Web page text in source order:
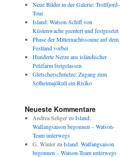
Neue Bilder in der Galerie: Trollfjord-
Tour
Island: Watson-Schiff von
Küstenwache geentert und festgesetzt
Phase der Mitternachtssonne auf dem
Festland vorbei
Hunderte Nerze aus isländischer
Pelzfarm freigelassen
Gletscherschmelze: Zugang zum
Sólheimajökull ein Risiko
Neueste Kommentare
Andrea Seligerzu Island:
Walfangsaison begonnen – Watson-
Team unterwegs
G. Winterzu Island: Walfangsaison
begonnen – Watson-Team unterwegs